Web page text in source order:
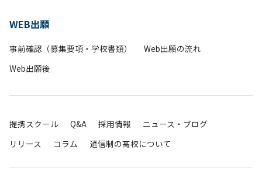
WEB出願
事前確認（募集要項・学校書類）
Web出願の流れ
Web出願後
提携スクール Q&A 採用情報
ニュース・ブログ
リリース
コラム 通信制の高校について